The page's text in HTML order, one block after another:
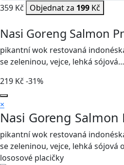
359 Kč Objednat za 199 Kč
Nasi Goreng Salmon
pikantní wok restovaná
se zeleninou, vejce, lehká sójová…
219 Kč -31%
×
Nasi Goreng Salmon
pikantní wok restovaná
se zeleninou, vejce, lehká sójová
lososové placičky